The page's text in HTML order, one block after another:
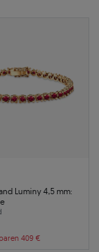
Luminy 4,5 mm:
409 €